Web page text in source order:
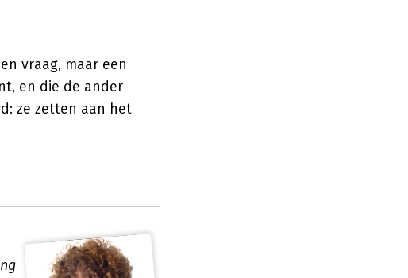
vraag, maar een
en die de ander
ze zetten aan het